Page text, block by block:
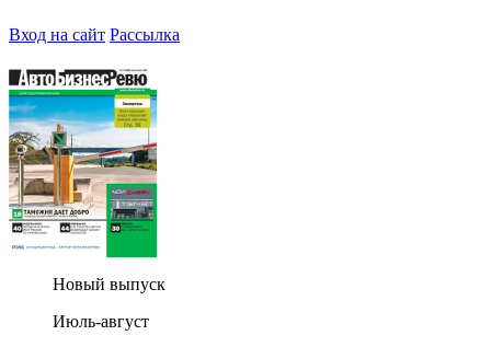
Вход на сайт Рассылка
Новый выпуск
Июль-август